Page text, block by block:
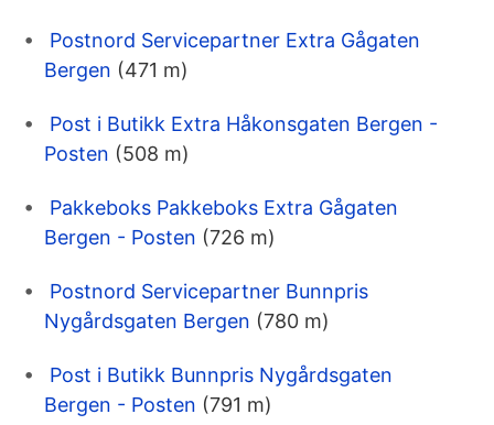
Postnord Servicepartner Extra Gågaten
Bergen (471 m)
Post i Butikk Extra Håkonsgaten Bergen -
Posten (508 m)
Pakkeboks Pakkeboks Extra Gågaten
Bergen - Posten (726 m)
Postnord Servicepartner Bunnpris
Nygårdsgaten Bergen (780 m)
Post i Butikk Bunnpris Nygårdsgaten
Bergen - Posten (791 m)